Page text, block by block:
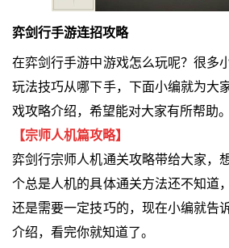
弈剑行手游连招攻略
在弈剑行手游中游戏怎么玩呢？很多
玩法技巧从哪下手，下面小编就为大
戏攻略介绍，希望能对大家有所帮助。
【宗师人机篇攻略】
弈剑行宗师人机通关攻略带给大家，
个总是人机的具体通关方法还不知道
还是需要一定技巧的，现在小编就告
介绍，看完你就知道了。